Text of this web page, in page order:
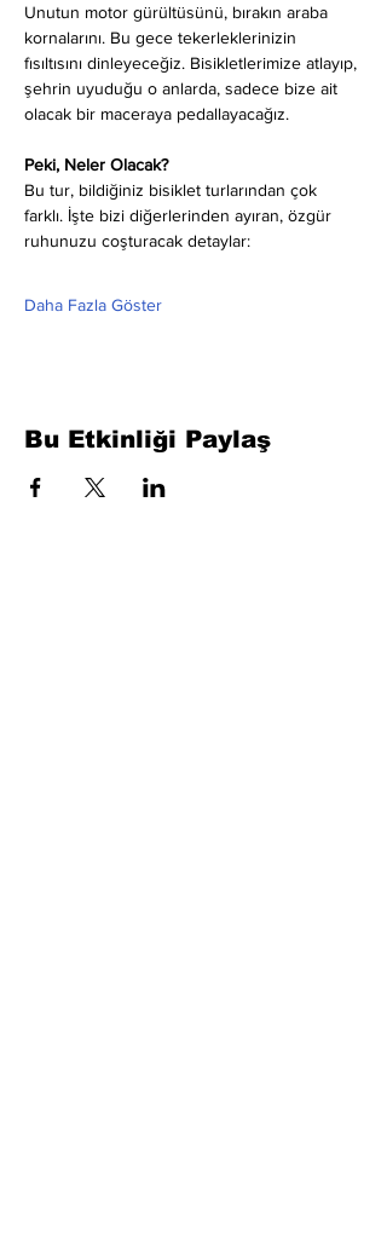
Unutun motor gürültüsünü, bırakın araba
kornalarını. Bu gece tekerleklerinizin
fısıltısını dinleyeceğiz. Bisikletlerimize atlayıp,
şehrin uyuduğu o anlarda, sadece bize ait
olacak bir maceraya pedallayacağız.
Peki, Neler Olacak?
Bu tur, bildiğiniz bisiklet turlarından çok
farklı. İşte bizi diğerlerinden ayıran, özgür
ruhunuzu coşturacak detaylar:
Daha Fazla Göster
Bu Etkinliği Paylaş